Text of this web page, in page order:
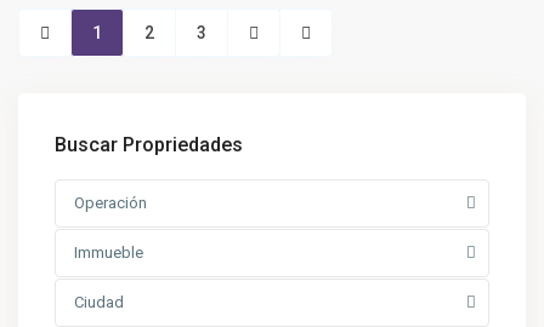
1 2 3
Buscar Propriedades
Operación
Immueble
Ciudad